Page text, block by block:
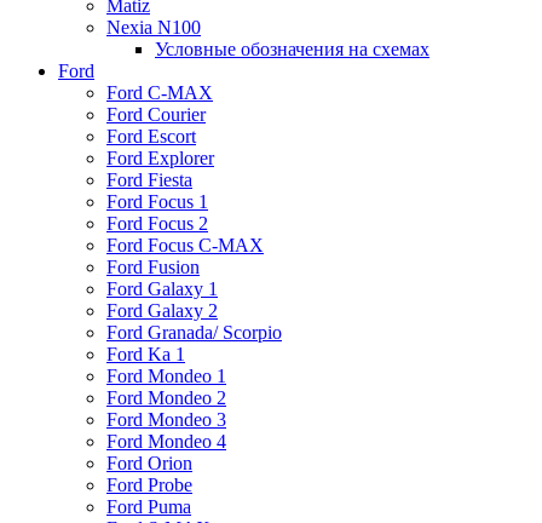
Matiz
Nexia N100
Условные обозначения на схемах
Ford
Ford C-MAX
Ford Courier
Ford Escort
Ford Explorer
Ford Fiesta
Ford Focus 1
Ford Focus 2
Ford Focus C-MAX
Ford Fusion
Ford Galaxy 1
Ford Galaxy 2
Ford Granada/ Scorpio
Ford Ka 1
Ford Mondeo 1
Ford Mondeo 2
Ford Mondeo 3
Ford Mondeo 4
Ford Orion
Ford Probe
Ford Puma